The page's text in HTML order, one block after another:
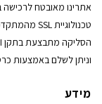
אתרינו מאובטח
טכנולוגיית SSL מהמתקדמות בעולם.
הסליקה מתבצעת בתקן PCI,
וניתן לשלם באמצעות
מידע